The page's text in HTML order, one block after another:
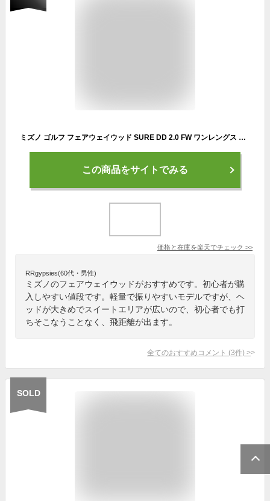
ミズノ ゴルフ フェアウェイウッド SURE DD 2.0 FW ワンレングス 飛距離 3W 5W 7W MIZUNO GOLFPARTNER
この商品をサイトでみる
価格と在庫を楽天でチェック >>
RRgypsies(60代・男性)
ミズノのフェアウェイウッドがおすすめです。初心者が購
入しやすい値段です。軽量で振りやすいモデルですが、ヘ
ッドが大きめでスイートエリアが広いので、初心者でも打
ちそこなうことなく、飛距離が出ます。
全てのおすすめコメント (3件) >
SOLD